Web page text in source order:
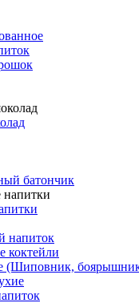
батончик
напиток
коктейли
(Шиповник,